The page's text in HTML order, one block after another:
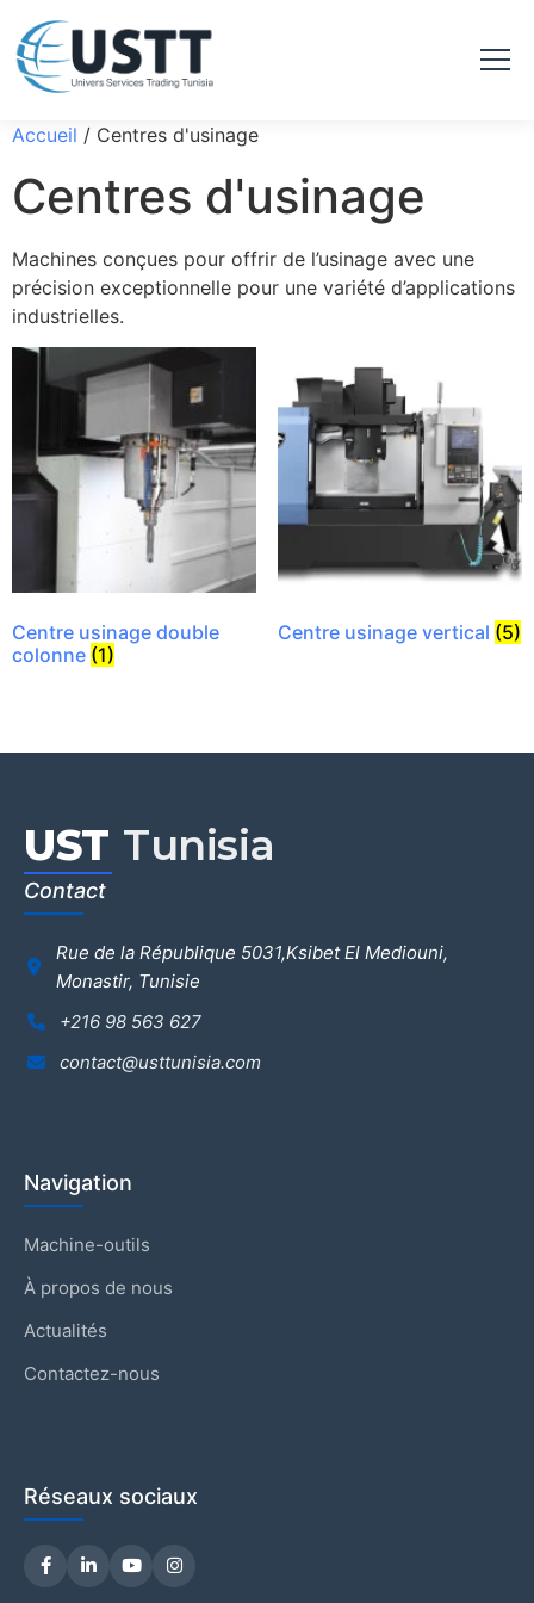
Accueil / Centres d'usinage
Centres d'usinage
Machines conçues pour offrir de l’usinage avec une
précision exceptionnelle pour une variété d’applications
industrielles.
Centre usinage double
colonne (1)
Centre usinage vertical (5)
UST Tunisia
Contact
Rue de la République 5031,Ksibet El Mediouni,
Monastir, Tunisie
+216 98 563 627
contact@usttunisia.com
Navigation
Machine-outils
À propos de nous
Actualités
Contactez-nous
Réseaux sociaux